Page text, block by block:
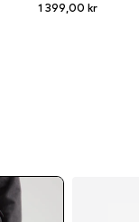
1 399,00 kr